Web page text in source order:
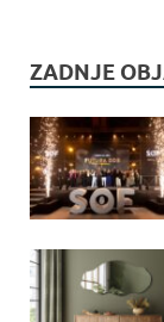
ZADNJE